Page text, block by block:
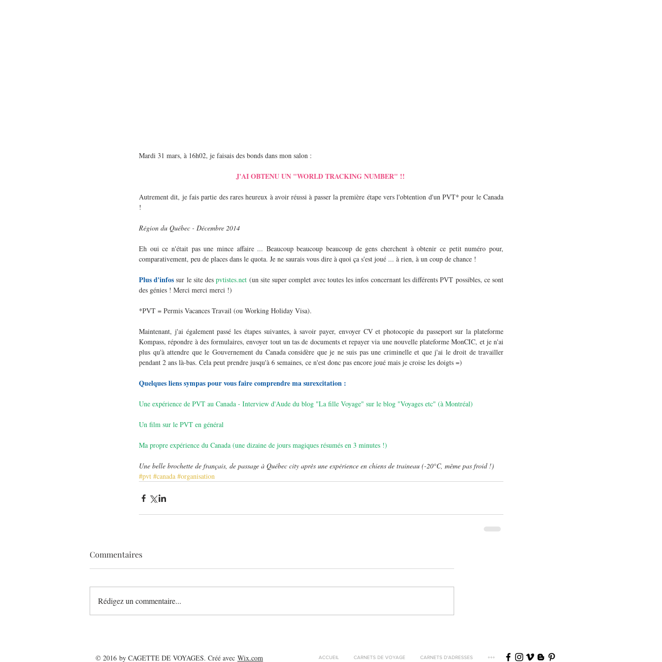
Mardi 31 mars, à 16h02, je faisais des bonds dans mon salon :
J'AI OBTENU UN "WORLD TRACKING NUMBER" !!
Autrement dit, je fais partie des rares heureux à avoir réussi à passer la première étape vers l'obtention d'un PVT* pour le Canada
!
Région du Québec - Décembre 2014
Eh oui ce n'était pas une mince affaire ... Beaucoup beaucoup beaucoup de gens cherchent à obtenir ce petit numéro pour,
comparativement, peu de places dans le quota. Je ne saurais vous dire à quoi ça s'est joué ... à rien, à un coup de chance !
Plus d'infos sur le site des pvtistes.net (un site super complet avec toutes les infos concernant les différents PVT possibles, ce sont
des génies ! Merci merci merci !)
*PVT = Permis Vacances Travail (ou Working Holiday Visa).
Maintenant, j'ai également passé les étapes suivantes, à savoir payer, envoyer CV et photocopie du passeport sur la plateforme
Kompass, répondre à des formulaires, envoyer tout un tas de documents et repayer via une nouvelle plateforme MonCIC, et je n'ai
plus qu'à attendre que le Gouvernement du Canada considère que je ne suis pas une criminelle et que j'ai le droit de travailler
pendant 2 ans là-bas. Cela peut prendre jusqu'à 6 semaines, ce n'est donc pas encore joué mais je croise les doigts =)
Quelques liens sympas pour vous faire comprendre ma surexcitation :
Une expérience de PVT au Canada - Interview d'Aude du blog "La fille Voyage" sur le blog "Voyages etc" (à Montréal)
Un film sur le PVT en général
Ma propre expérience du Canada (une dizaine de jours magiques résumés en 3 minutes !)
Une belle brochette de français, de passage à Québec city après une expérience en chiens de traineau (-20°C, même pas froid !)
#pvt #canada #organisation
Commentaires
Rédigez un commentaire...
© 2016 by CAGETTE DE VOYAGES. Créé avec Wix.com ACCUEIL CARNETS DE VOYAGE CARNETS D'ADRESSES +++